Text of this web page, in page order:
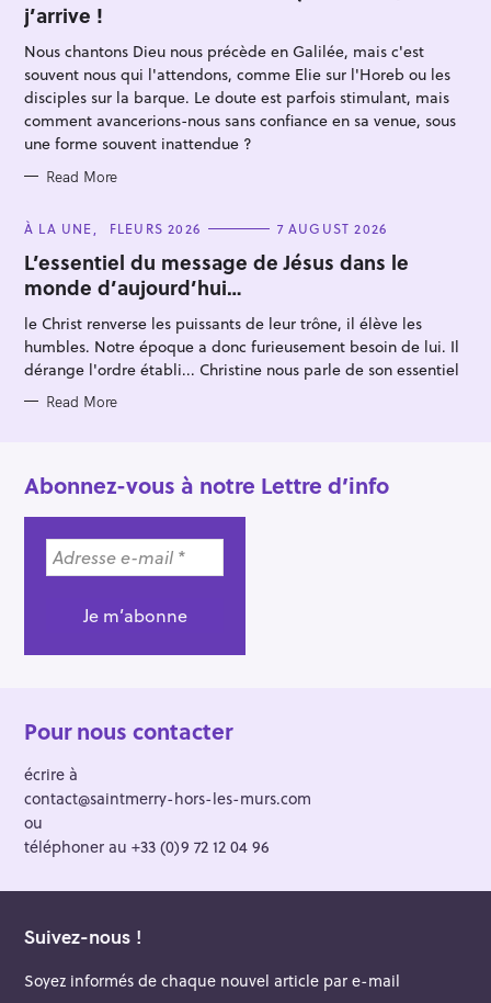
G
O
R
I
E
S
j’arrive !
Nous chantons Dieu nous précède en Galilée, mais c'est
souvent nous qui l'attendons, comme Elie sur l'Horeb ou les
disciples sur la barque. Le doute est parfois stimulant, mais
comment avancerions-nous sans confiance en sa venue, sous
une forme souvent inattendue ?
Read More
C
T
E
G
O
R
I
E
S
À LA UNE FLEURS 2026 7 AUGUST 2026
L’essentiel du message de Jésus dans le
monde d’aujourd’hui…
le Christ renverse les puissants de leur trône, il élève les
humbles. Notre époque a donc furieusement besoin de lui. Il
dérange l'ordre établi... Christine nous parle de son essentiel
Read More
Abonnez-vous à notre Lettre d’info
Pour nous contacter
écrire à
contact@saintmerry-hors-les-murs.com
ou
téléphoner au +33 (0)9 72 12 04 96
Suivez-nous !
Soyez informés de chaque nouvel article par e-mail
o
r
: